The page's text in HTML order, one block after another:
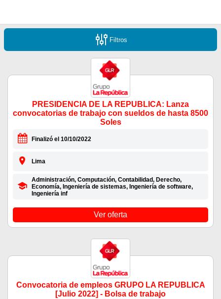
Filtros
PRESIDENCIA DE LA REPUBLICA: Lanza
convocatorias de trabajo con sueldos de hasta 8500
Soles
Finalizó el 10/10/2022
Lima
Administración, Computación, Contabilidad, Derecho,
Economía, Ingeniería de sistemas, Ingeniería de software,
Ingeniería inf
Ver oferta
Convocatoria de empleos GRUPO LA REPUBLICA
[Julio 2022] - Bolsa de trabajo